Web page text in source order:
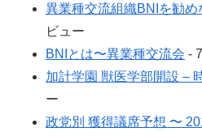
異業種交流組織BNIを勧め
ビュー
BNIとは〜異業種交流会 -
加計学園 獣医学部開設 –
ー
政党別 獲得議席予想 〜